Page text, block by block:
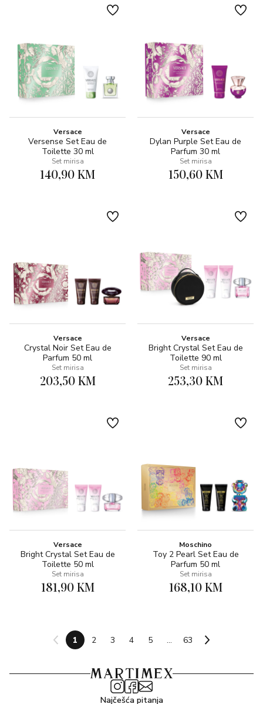
Versace
Versense Set Eau de
Toilette 30 ml
Set mirisa
140,90 KM
Versace
Dylan Purple Set Eau de
Parfum 30 ml
Set mirisa
150,60 KM
Versace
Crystal Noir Set Eau de
Parfum 50 ml
Set mirisa
203,50 KM
Versace
Bright Crystal Set Eau de
Toilette 90 ml
Set mirisa
253,30 KM
Versace
Bright Crystal Set Eau de
Toilette 50 ml
Set mirisa
181,90 KM
Moschino
Toy 2 Pearl Set Eau de
Parfum 50 ml
Set mirisa
168,10 KM
1 2 3 4 5 ... 63
Najčešća pitanja